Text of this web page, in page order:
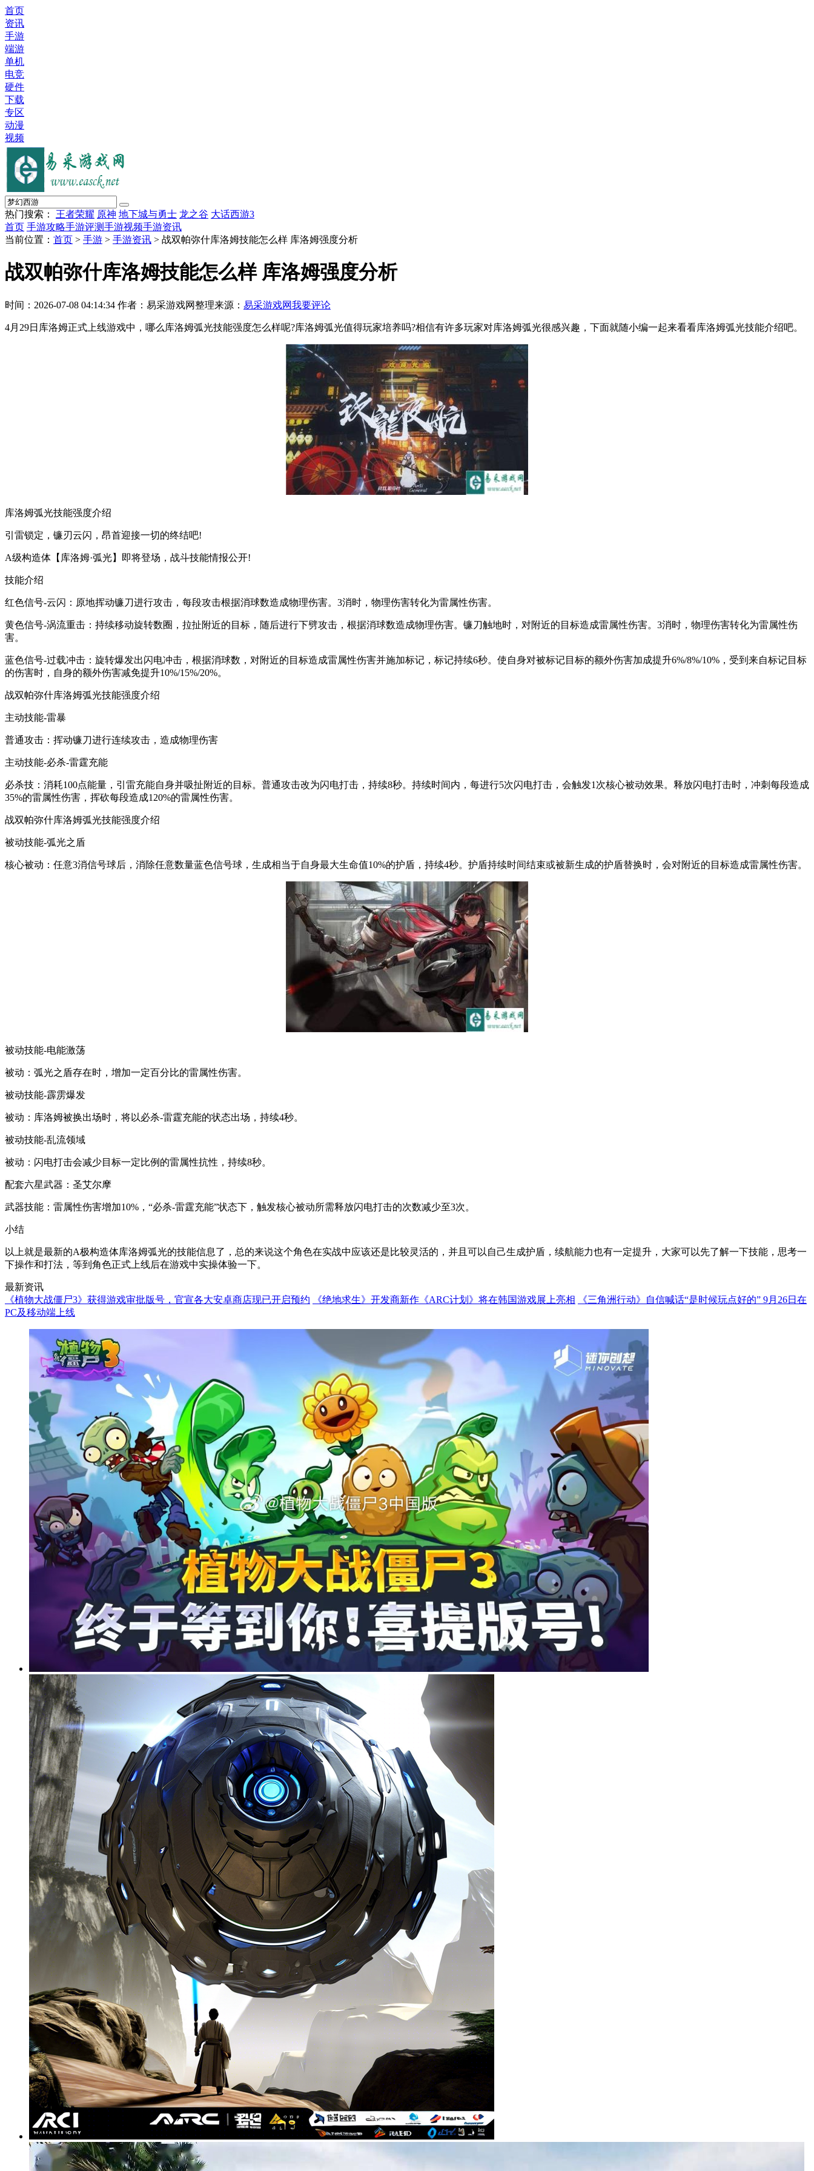
首页
资讯
手游
端游
单机
电竞
硬件
下载
专区
动漫
视频
热门搜索： 王者荣耀 原神 地下城与勇士 龙之谷 大话西游3
首页 手游攻略手游评测手游视频手游资讯
当前位置： 首页 > 手游 > 手游资讯 > 战双帕弥什库洛姆技能怎么样 库洛姆强度分析
战双帕弥什库洛姆技能怎么样 库洛姆强度分析
时间：2026-07-08 04:14:34 作者：易采游戏网整理来源： 易采游戏网我要评论
4月29日库洛姆正式上线游戏中，哪么库洛姆弧光技能强度怎么样呢?库洛姆弧光值得玩家培养吗?相信有许多玩家对库洛姆弧光很感兴趣，下面就随小编一起来看看库洛姆弧光技能介绍吧。
库洛姆弧光技能强度介绍
引雷锁定，镰刃云闪，昂首迎接一切的终结吧!
A级构造体【库洛姆·弧光】即将登场，战斗技能情报公开!
技能介绍
红色信号-云闪：原地挥动镰刀进行攻击，每段攻击根据消球数造成物理伤害。3消时，物理伤害转化为雷属性伤害。
黄色信号-涡流重击：持续移动旋转数圈，拉扯附近的目标，随后进行下劈攻击，根据消球数造成物理伤害。镰刀触地时，对附近的目标造成雷属性伤害。3消时，物理伤害转化为雷属性伤
害。
蓝色信号-过载冲击：旋转爆发出闪电冲击，根据消球数，对附近的目标造成雷属性伤害并施加标记，标记持续6秒。使自身对被标记目标的额外伤害加成提升6%/8%/10%，受到来自标记目标
的伤害时，自身的额外伤害减免提升10%/15%/20%。
战双帕弥什库洛姆弧光技能强度介绍
主动技能-雷暴
普通攻击：挥动镰刀进行连续攻击，造成物理伤害
主动技能-必杀-雷霆充能
必杀技：消耗100点能量，引雷充能自身并吸扯附近的目标。普通攻击改为闪电打击，持续8秒。持续时间内，每进行5次闪电打击，会触发1次核心被动效果。释放闪电打击时，冲刺每段造成
35%的雷属性伤害，挥砍每段造成120%的雷属性伤害。
战双帕弥什库洛姆弧光技能强度介绍
被动技能-弧光之盾
核心被动：任意3消信号球后，消除任意数量蓝色信号球，生成相当于自身最大生命值10%的护盾，持续4秒。护盾持续时间结束或被新生成的护盾替换时，会对附近的目标造成雷属性伤害。
被动技能-电能激荡
被动：弧光之盾存在时，增加一定百分比的雷属性伤害。
被动技能-霹雳爆发
被动：库洛姆被换出场时，将以必杀-雷霆充能的状态出场，持续4秒。
被动技能-乱流领域
被动：闪电打击会减少目标一定比例的雷属性抗性，持续8秒。
配套六星武器：圣艾尔摩
武器技能：雷属性伤害增加10%，“必杀-雷霆充能”状态下，触发核心被动所需释放闪电打击的次数减少至3次。
小结
以上就是最新的A极构造体库洛姆弧光的技能信息了，总的来说这个角色在实战中应该还是比较灵活的，并且可以自己生成护盾，续航能力也有一定提升，大家可以先了解一下技能，思考一
下操作和打法，等到角色正式上线后在游戏中实操体验一下。
最新资讯
《植物大战僵尸3》获得游戏审批版号，官宣各大安卓商店现已开启预约
《绝地求生》开发商新作《ARC计划》将在韩国游戏展上亮相
《三角洲行动》自信喊话“是时候玩点好的” 9月26日在
PC及移动端上线